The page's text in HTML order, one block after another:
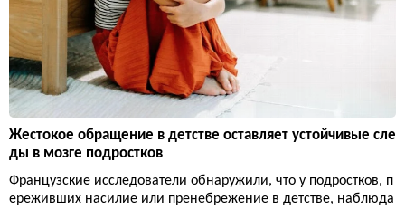
Жестокое обращение в детстве оставляет устойчивые сле
ды в мозге подростков
Французские исследователи обнаружили, что у подростков, п
ереживших насилие или пренебрежение в детстве, наблюда